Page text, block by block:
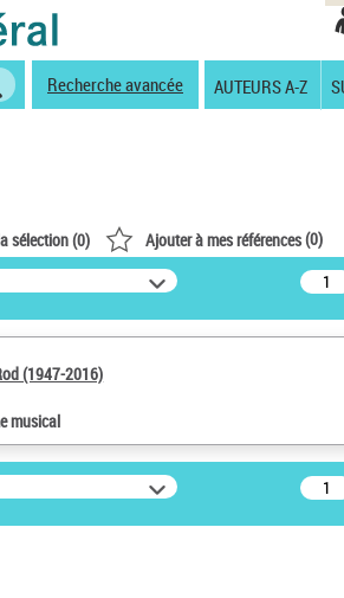
Recherche avancée AUTEURS A-Z
sélection (0) Ajouter à mes références(0)
(1947-2016)
musical